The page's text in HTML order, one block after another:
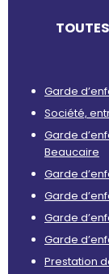
Garde
Société,
Garde
Beaucaire
Garde
Garde
Garde
Garde
Prestation